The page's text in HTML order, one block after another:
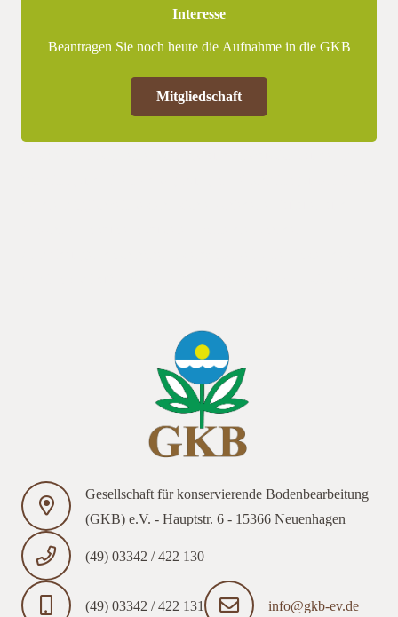
Interesse
Beantragen Sie noch heute die Aufnahme in die GKB
Mitgliedschaft
Gesellschaft für konservierende Bodenbearbeitung
(GKB) e.V. - Hauptstr. 6 - 15366 Neuenhagen
(49) 03342 / 422 130
(49) 03342 / 422 131 info@gkb-ev.de